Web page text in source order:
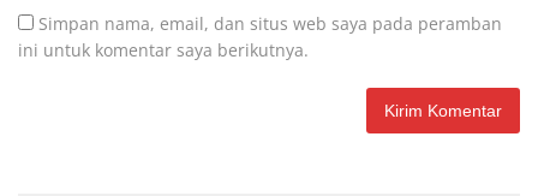
Simpan nama, email, dan situs web saya pada peramban
ini untuk komentar saya berikutnya.